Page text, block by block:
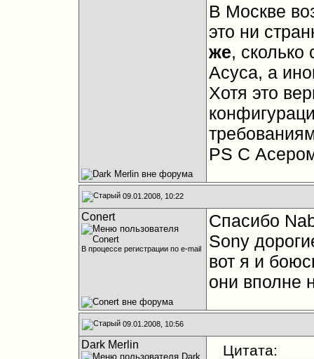
В Москве
это ни
же,
Асуса, а
Хотя это
PS C
09.01.2008, 10:22
Conert
В процессе регистрации по e-mail
Спасибо
Sony
вот я и
они вполне
09.01.2008, 10:56
Dark Merlin Цитата: